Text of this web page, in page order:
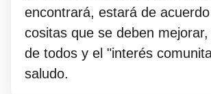
encontrará, estará de
cositas que se deben
de todos y el "interés
saludo.